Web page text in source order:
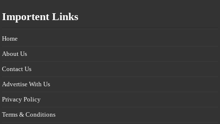
Importent Links
Home
About Us
Contact Us
Advertise With Us
Privacy Policy
Terms & Conditions